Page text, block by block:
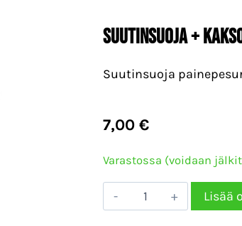
SUUTINSUOJA +
Suutinsuoja
7,00 €
Varastossa (voidaan
SUUTINSUOJA
+
Lisää